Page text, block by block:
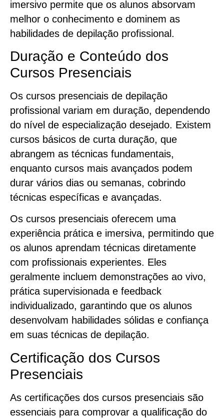
imersivo permite que os alunos absorvam
melhor o conhecimento e dominem as
habilidades de depilação profissional.
Duração e Conteúdo dos
Cursos Presenciais
Os cursos presenciais de depilação
profissional variam em duração, dependendo
do nível de especialização desejado. Existem
cursos básicos de curta duração, que
abrangem as técnicas fundamentais,
enquanto cursos mais avançados podem
durar vários dias ou semanas, cobrindo
técnicas específicas e avançadas.
Os cursos presenciais oferecem uma
experiência prática e imersiva, permitindo que
os alunos aprendam técnicas diretamente
com profissionais experientes. Eles
geralmente incluem demonstrações ao vivo,
prática supervisionada e feedback
individualizado, garantindo que os alunos
desenvolvam habilidades sólidas e confiança
em suas técnicas de depilação.
Certificação dos Cursos
Presenciais
As certificações dos cursos presenciais são
essenciais para comprovar a qualificação do